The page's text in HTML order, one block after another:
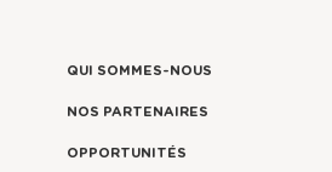
QUI SOMMES-NOUS
NOS PARTENAIRES
OPPORTUNITÉS